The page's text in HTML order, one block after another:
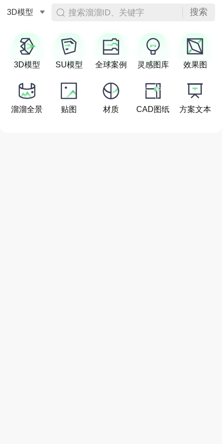
3D模型 搜索溜溜ID、关键字 搜索
3D模型 SU模型 全球案例 灵感图库 效果图
溜溜全景 贴图 材质 CAD图纸 方案文本